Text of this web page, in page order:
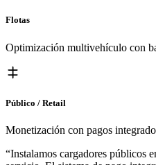
Flotas
Optimización multivehículo con
Público / Retail
Monetización con pagos
“Instalamos cargadores públicos